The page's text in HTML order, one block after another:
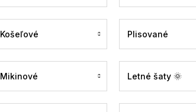
Košeľové Plisované
Mikinové Letné šaty 🌞